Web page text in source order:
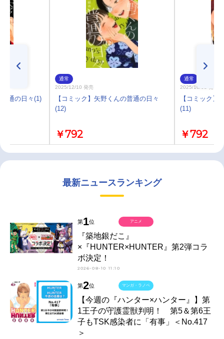
通の日々(1)
通常
2025/12/10 発売
【コミック】矢野くんの普通の日々
(12)
￥792
通常
2025/10/08 発売
【コミック】
(11)
￥792
最新ニュースランキング
第1位
『築地銀だこ』
×『HUNTER×HUNTER』第2弾コラ
ボ決定！
2026-08-10 11:10
アニメ
第2位
【今週の『ハンター×ハンター』】第
1王子の守護霊獣判明！ 第5＆第6王
子もTSK感染者に「有事」＜No.417
＞
マンガ・ラノベ